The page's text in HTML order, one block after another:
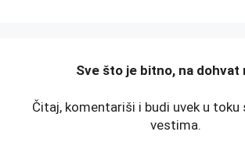
️Sve što je bitno, na dohvat
Čitaj, komentariši i budi uvek u toku
vestima.